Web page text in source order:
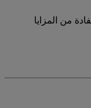
من المزايا